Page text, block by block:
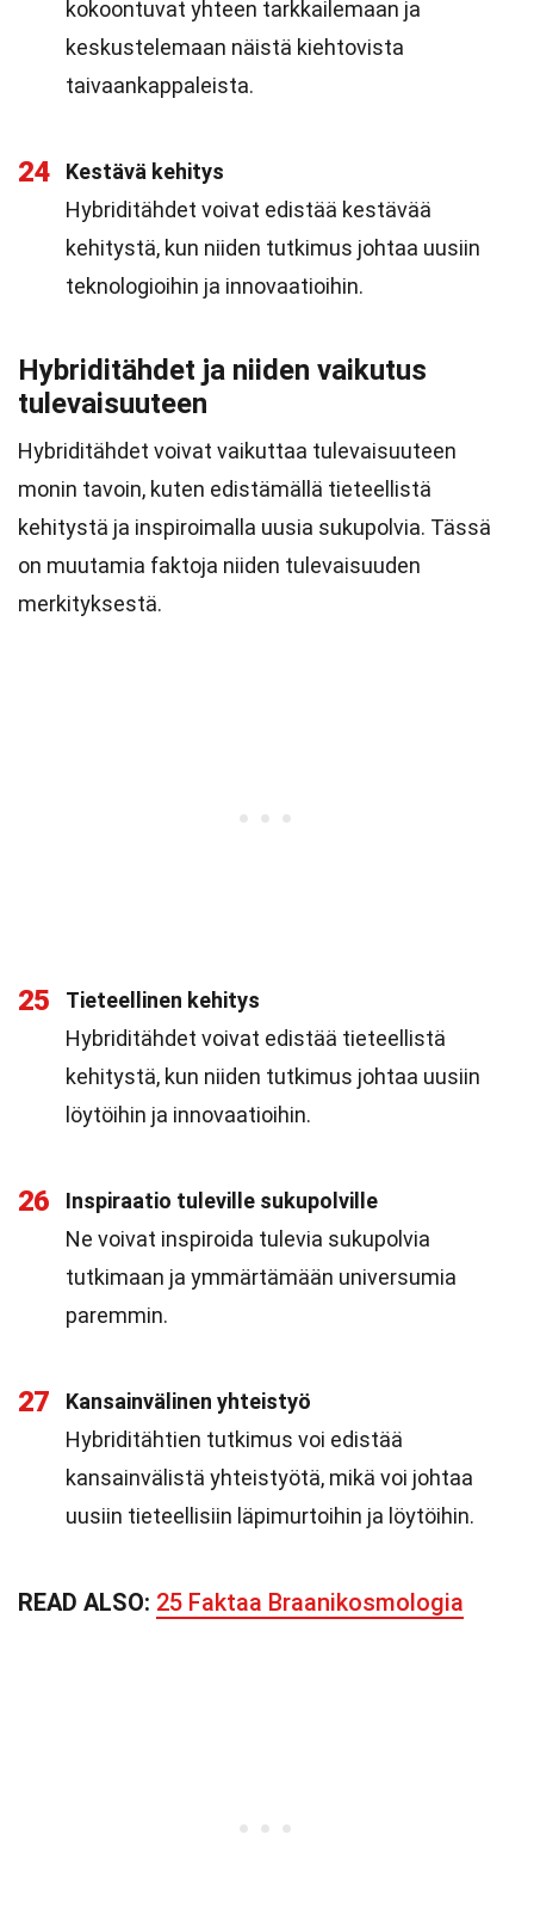
kokoontuvat yhteen tarkkailemaan ja
keskustelemaan näistä kiehtovista
taivaankappaleista.
24
Kestävä kehitys
Hybriditähdet voivat edistää kestävää
kehitystä, kun niiden tutkimus johtaa uusiin
teknologioihin ja innovaatioihin.
Hybriditähdet ja niiden vaikutus
tulevaisuuteen
Hybriditähdet voivat vaikuttaa tulevaisuuteen
monin tavoin, kuten edistämällä tieteellistä
kehitystä ja inspiroimalla uusia sukupolvia. Tässä
on muutamia faktoja niiden tulevaisuuden
merkityksestä.
25
Tieteellinen kehitys
Hybriditähdet voivat edistää tieteellistä
kehitystä, kun niiden tutkimus johtaa uusiin
löytöihin ja innovaatioihin.
26
Inspiraatio tuleville sukupolville
Ne voivat inspiroida tulevia sukupolvia
tutkimaan ja ymmärtämään universumia
paremmin.
27
Kansainvälinen yhteistyö
Hybriditähtien tutkimus voi edistää
kansainvälistä yhteistyötä, mikä voi johtaa
uusiin tieteellisiin läpimurtoihin ja löytöihin.
READ ALSO: 25 Faktaa Braanikosmologia